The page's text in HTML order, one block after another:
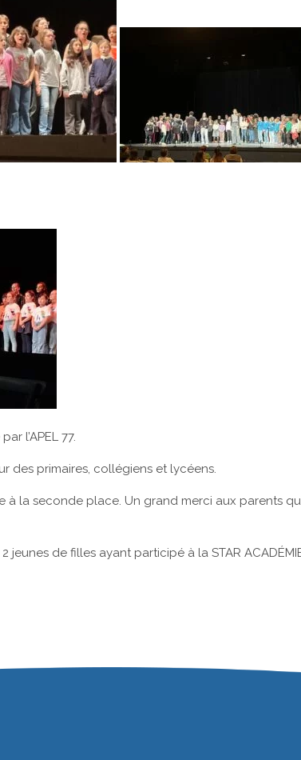
l’APEL 77.
des primaires, collégiens et lycéens.
à la seconde place. Un grand merci aux parents
de filles ayant participé à la STAR